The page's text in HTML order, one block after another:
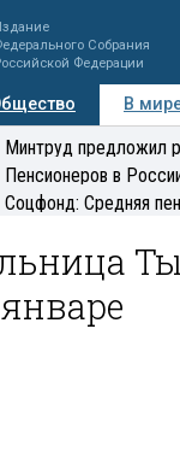
Собрания
Федерации
В
Регионы
Минтруд предложил
Пенсионеров в
Соцфонд: Средняя